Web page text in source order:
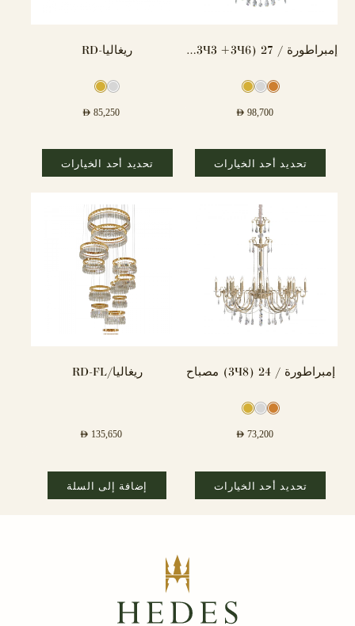
إمبراطورة / 27 (6×3 + 3×3) مصباح
AED 98,700
تحديد أحد الخيارات
ريغاليا-RD
AED 85,250
تحديد أحد الخيارات
إمبراطورة / 24 (8×3) مصباح
AED 73,200
تحديد أحد الخيارات
ريغاليا/RD-FL
AED 135,650
إضافة إلى السلة